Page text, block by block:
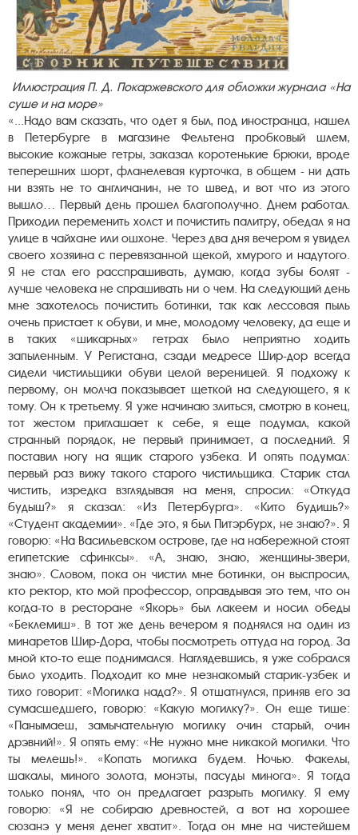
Иллюстрация П. Д. Покаржевского для обложки журнала «На
суше и на море»
«...Надо вам сказать, что одет я был, под иностранца, нашел
в Петербурге в магазине Фельтена пробковый шлем,
высокие кожаные гетры, заказал коротенькие брюки, вроде
теперешних шорт, фланелевая курточка, в общем - ни дать
ни взять не то англичанин, не то швед, и вот что из этого
вышло… Первый день прошел благополучно. Днем работал.
Приходил переменить холст и почистить палитру, обедал я на
улице в чайхане или ошхоне. Через два дня вечером я увидел
своего хозяина с перевязанной щекой, хмурого и надутого.
Я не стал его расспрашивать, думаю, когда зубы болят -
лучше человека не спрашивать ни о чем. На следующий день
мне захотелось почистить ботинки, так как лессовая пыль
очень пристает к обуви, и мне, молодому человеку, да еще и
в таких «шикарных» гетрах было неприятно ходить
запыленным. У Регистана, сзади медресе Шир-дор всегда
сидели чистильщики обуви целой вереницей. Я подхожу к
первому, он молча показывает щеткой на следующего, я к
тому. Он к третьему. Я уже начинаю злиться, смотрю в конец,
тот жестом приглашает к себе, я еще подумал, какой
странный порядок, не первый принимает, а последний. Я
поставил ногу на ящик старого узбека. И опять подумал:
первый раз вижу такого старого чистильщика. Старик стал
чистить, изредка взглядывая на меня, спросил: «Откуда
будыш?» я сказал: «Из Петербурга». «Кито будишь?»
«Студент академии». «Где это, я был Питэрбурх, не знаю?». Я
говорю: «На Васильевском острове, где на набережной стоят
египетские сфинксы». «А, знаю, знаю, женщины-звери,
знаю». Словом, пока он чистил мне ботинки, он выспросил,
кто ректор, кто мой профессор, оправдывая это тем, что он
когда-то в ресторане «Якорь» был лакеем и носил обеды
«Беклемиш». В тот же день вечером я поднялся на один из
минаретов Шир-Дора, чтобы посмотреть оттуда на город. За
мной кто-то еще поднимался. Наглядевшись, я уже собрался
было уходить. Подходит ко мне незнакомый старик-узбек и
тихо говорит: «Могилка нада?». Я отшатнулся, приняв его за
сумасшедшего, говорю: «Какую могилку?». Он еще тише:
«Панымаеш, замычательную могилку очин старый, очин
дрэвний!». Я опять ему: «Не нужно мне никакой могилки. Что
ты мелешь!». «Копать могилка будем. Ночью. Факелы,
шакалы, миного золота, монэты, пасуды минога». Я тогда
только понял, что он предлагает разрыть могилку. Я ему
говорю: «Я не собираю древностей, а вот на хорошее
сюзанэ у меня денег хватит». Тогда он мне на чистейшем